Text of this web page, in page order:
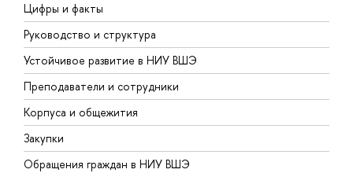
Цифры и факты
Руководство и структура
Устойчивое развитие в НИУ ВШЭ
Преподаватели и сотрудники
Корпуса и общежития
Закупки
Обращения граждан в НИУ ВШЭ